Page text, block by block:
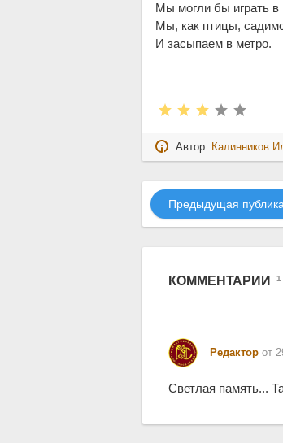
Мы могли бы играть в
Мы, как птицы,
И засыпаем в метро.
Автор: Калинников
Предыдущая
КОММЕНТАРИИ 1
Редактор от
Светлая память...